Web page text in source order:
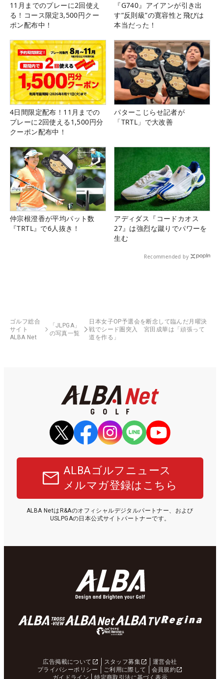
11月までのプレーに2回使え
る！コース限定3,500円クー
ポン配布中！
『G740』アイアンが引き出
す“反則級”の寛容性と飛びは
本当だった！
4日間限定配布！11月までの
プレーに2回使える1,500円分
クーポン配布中！
パターこじらせ記者が
「TRTL」で大改善
仲宗根澄香が平均パット数
『TRTL』で6人抜き！
アディダス『コードカオス
27』は強烈な蹴りでパワーを
生む
Recommended by
ゴルフ総合
サイト
ALBA Net
「JLPGA」
の写真一覧
日本女子OP予選会を断念して臨んだ月曜決
戦でシード圏突入 宮田成華は「頑張って
道を作る」
ALBAゴルフニュース
メルマガ登録はこちら
ALBA NetはR&Aのオフィシャルデジタルパートナー、および
USLPGAの日本公式サイトパートナーです。
広告掲載について スタッフ募集
運営会社
プライバシーポリシー
ご利用に際して
会員規約
ガイドライン
特定商取引法に基づく表示